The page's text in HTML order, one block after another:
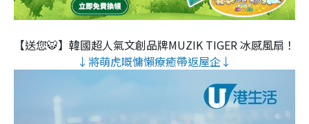
【送您🐯】韓國超人氣文創品牌MUZIK TIGER 冰感風扇！
↓將萌虎嘅慵懶療癒帶返屋企↓